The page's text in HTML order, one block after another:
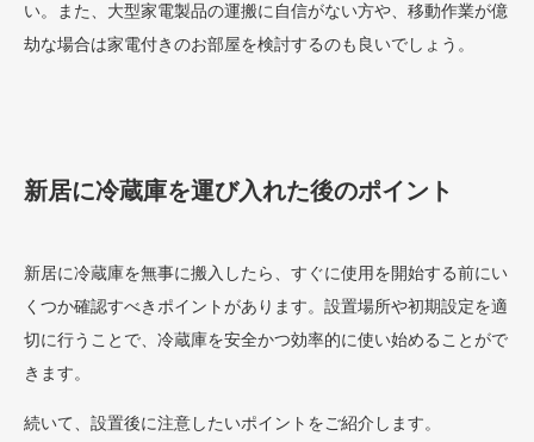
い。また、大型家電製品の運搬に自信がない方や、移動作業が億
劫な場合は家電付きのお部屋を検討するのも良いでしょう。
新居に冷蔵庫を運び入れた後のポイント
新居に冷蔵庫を無事に搬入したら、すぐに使用を開始する前にい
くつか確認すべきポイントがあります。設置場所や初期設定を適
切に行うことで、冷蔵庫を安全かつ効率的に使い始めることがで
きます。
続いて、設置後に注意したいポイントをご紹介します。